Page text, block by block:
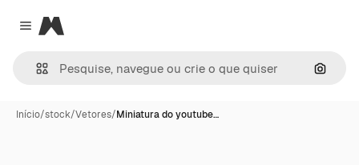
Close menu
Magnific
Início/stock/Vetores/Miniatura do youtube…